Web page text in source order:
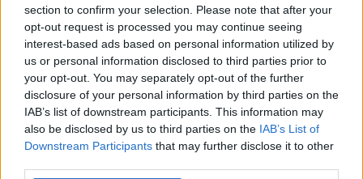
section to confirm your selection. Please note that after your
opt-out request is processed you may continue seeing
interest-based ads based on personal information utilized by
us or personal information disclosed to third parties prior to
your opt-out. You may separately opt-out of the further
disclosure of your personal information by third parties on the
IAB’s list of downstream participants. This information may
also be disclosed by us to third parties on the IAB’s List of
Downstream Participants that may further disclose it to other
menținerea centralelor pe cărbune. Critici la
adresa lui Bolojan